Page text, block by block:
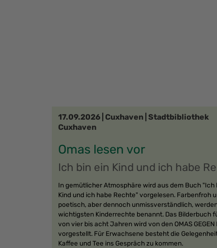
17.09.2026 | Cuxhaven | Stadtbibliothek
Cuxhaven
Omas lesen vor
Ich bin ein Kind und ich habe
In gemütlicher Atmosphäre wird aus dem Buch "Ich
Kind und ich habe Rechte" vorgelesen. Farbenfroh
poetisch, aber dennoch unmissverständlich,
wichtigsten Kinderrechte benannt. Das Bilderbuch
von vier bis acht Jahren wird von den OMAS GEGEN
vorgestellt. Für Erwachsene besteht die
Kaffee und Tee ins Gespräch zu kommen.